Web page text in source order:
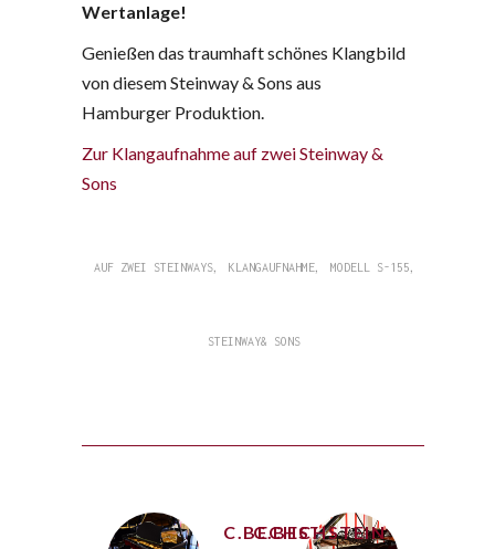
Wertanlage!
Genießen das traumhaft schönes Klangbild
von diesem Steinway & Sons aus
Hamburger Produktion.
Zur Klangaufnahme auf zwei Steinway &
Sons
AUF ZWEI STEINWAYS, KLANGAUFNAHME, MODELL S-155,
STEINWAY& SONS
C.BECHSTEIN
C.BECHSTEIN